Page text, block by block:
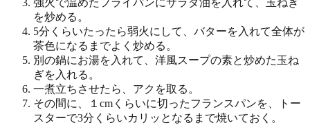
を炒める。
5分くらいたったら弱火にして、バターを入れて全体が
茶色になるまでよく炒める。
別の鍋にお湯を入れて、洋風スープの素と炒めた玉ね
ぎを入れる。
一煮立ちさせたら、アクを取る。
その間に、１cmくらいに切ったフランスパンを、トー
スターで3分くらいカリッとなるまで焼いておく。